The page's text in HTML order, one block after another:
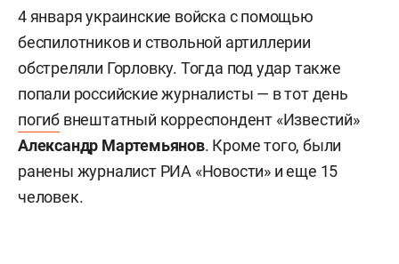
4 января украинские войска с помощью
беспилотников и ствольной артиллерии
обстреляли Горловку. Тогда под удар также
попали российские журналисты — в тот день
погиб внештатный корреспондент «Известий»
Александр Мартемьянов. Кроме того, были
ранены журналист РИА «Новости» и еще 15
человек.